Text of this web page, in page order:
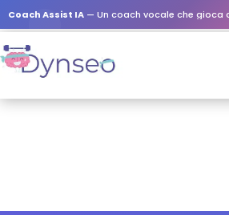
Coach Assist IA — Un coach vocale che gioca con i